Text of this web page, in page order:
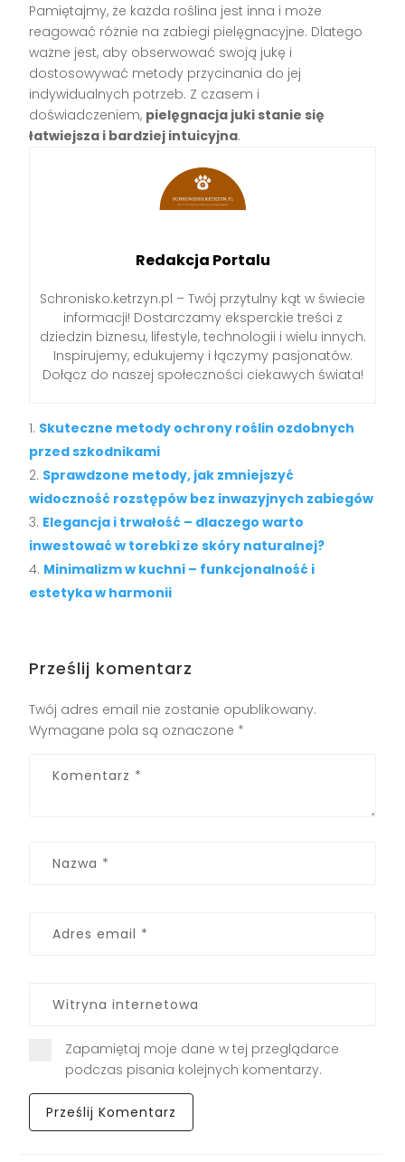
Pamiętajmy, że każda roślina jest inna i może
reagować różnie na zabiegi pielęgnacyjne. Dlatego
ważne jest, aby obserwować swoją jukę i
dostosowywać metody przycinania do jej
indywidualnych potrzeb. Z czasem i
doświadczeniem, pielęgnacja juki stanie się
łatwiejsza i bardziej intuicyjna.
Redakcja Portalu
Schronisko.ketrzyn.pl – Twój przytulny kąt w świecie
informacji! Dostarczamy eksperckie treści z
dziedzin biznesu, lifestyle, technologii i wielu innych.
Inspirujemy, edukujemy i łączymy pasjonatów.
Dołącz do naszej społeczności ciekawych świata!
Skuteczne metody ochrony roślin ozdobnych
przed szkodnikami
Sprawdzone metody, jak zmniejszyć
widoczność rozstępów bez inwazyjnych zabiegów
Elegancja i trwałość – dlaczego warto
inwestować w torebki ze skóry naturalnej?
Minimalizm w kuchni – funkcjonalność i
estetyka w harmonii
Prześlij komentarz
Twój adres email nie zostanie opublikowany.
Wymagane pola są oznaczone *
Zapamiętaj moje dane w tej przeglądarce
podczas pisania kolejnych komentarzy.